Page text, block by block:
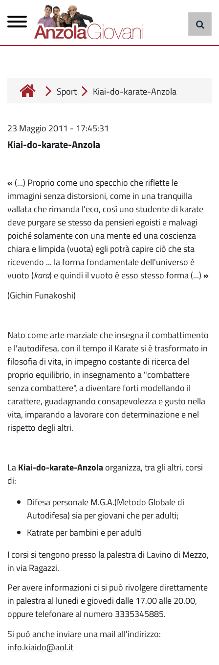
contenuto
principale
principale
cerca
Sport Kiai-do-karate-Anzola
23 Maggio 2011 - 17:45:31
Kiai-do-karate-Anzola
« (...) Proprio come uno specchio che riflette le
immagini senza distorsioni, come in una tranquilla
vallata che rimanda l'eco, così uno studente di karate
deve purgare se stesso da pensieri egoisti e malvagi
poiché solamente con una mente ed una coscienza
chiara e limpida (vuota) egli potrà capire ciò che sta
ricevendo ... la forma fondamentale dell'universo è
vuoto (kara) e quindi il vuoto è esso stesso forma (...) »
(Gichin Funakoshi)
Nato come arte marziale che insegna il combattimento
e l'autodifesa, con il tempo il Karate si è trasformato in
filosofia di vita, in impegno costante di ricerca del
proprio equilibrio, in insegnamento a "combattere
senza combattere", a diventare forti modellando il
carattere, guadagnando consapevolezza e gusto nella
vita, imparando a lavorare con determinazione e nel
rispetto degli altri.
LaKiai-do-karate-Anzolaorganizza, tra gli altri, corsi
di:
Difesa personale M.G.A.(Metodo Globale di
Autodifesa) sia per giovani che per adulti;
Katrate per bambini e per adulti
I corsi si tengono presso la palestra di Lavino di Mezzo,
in via Ragazzi.
Per avere informazioni ci si può rivolgere direttamente
in palestra al lunedi e giovedi dalle 17.00 alle 20.00,
oppure telefonare al numero 3335345885.
Si può anche inviare una mail all'indirizzo:
info.kiaido@aol.it